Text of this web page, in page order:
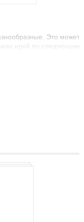
Это может
идей по следующим
идею?
кадр удался?
режиме фронтальной